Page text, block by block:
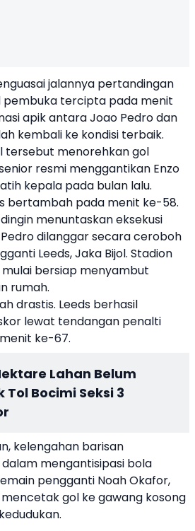
jalannya pertandingan
pembuka tercipta pada menit
apik antara Joao Pedro dan
kembali ke kondisi terbaik.
tersebut menorehkan gol
resmi menggantikan Enzo
kepala pada bulan lalu.
bertambah pada menit ke-58.
menuntaskan eksekusi
dilanggar secara ceroboh
Leeds, Jaka Bijol. Stadion
bersiap menyambut
rumah.
drastis. Leeds berhasil
lewat tendangan penalti
ke-67.
Lahan Belum
Bocimi Seksi 3
kelengahan barisan
mengantisipasi bola
pengganti Noah Okafor,
gol ke gawang kosong